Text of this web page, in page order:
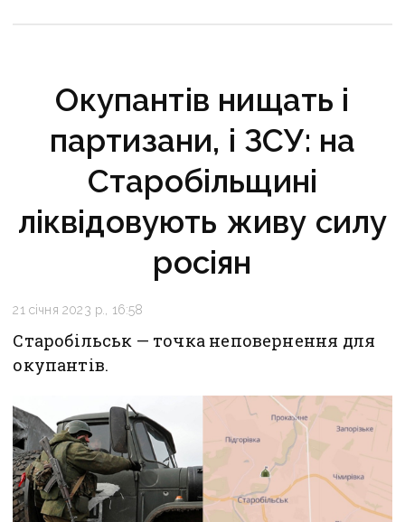
Окупантів нищать і
партизани, і ЗСУ: на
Старобільщині
ліквідовують живу силу
росіян
21 січня 2023 р., 16:58
Старобільськ — точка неповернення для
окупантів.